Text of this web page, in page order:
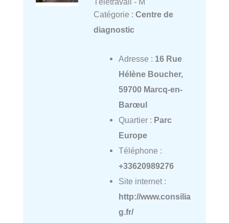
Catégorie : Centre de
diagnostic
Adresse : 16 Rue
Hélène Boucher,
59700 Marcq-en-
Barœul
Quartier : Parc
Europe
Téléphone :
+33620989276
Site internet :
http://www.consilia
g.fr/